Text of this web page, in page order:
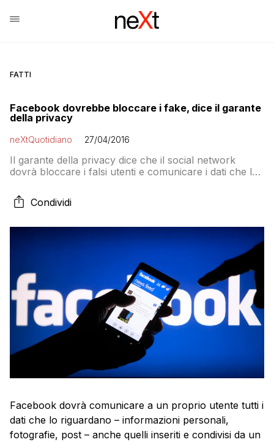
FATTI
Facebook dovrebbe bloccare i fake, dice il garante
della privacy
neXtQuotidiano 27/04/2016
Il garante della privacy dice che il social network
dovrà bloccare i falsi utenti e comunicare i dati che lo
Facebook come risponderà?
Condividi
Facebook dovrà comunicare a un proprio utente tutti i
dati che lo riguardano – informazioni personali,
fotografie, post – anche quelli inseriti e condivisi da un